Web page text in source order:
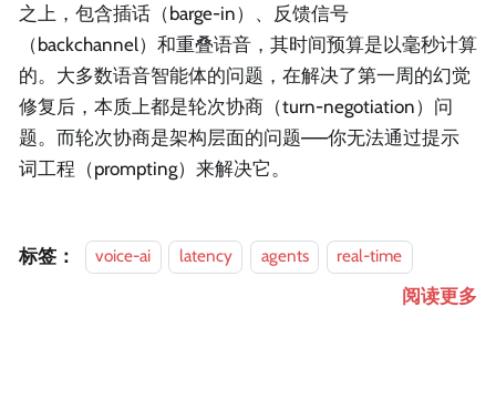
之上，包含插话（barge-in）、反馈信号
（backchannel）和重叠语音，其时间预算是以毫秒计算
的。大多数语音智能体的问题，在解决了第一周的幻觉
修复后，本质上都是轮次协商（turn-negotiation）问
题。而轮次协商是架构层面的问题——你无法通过提示
词工程（prompting）来解决它。
标签： voice-ai latency agents real-time
阅读更多